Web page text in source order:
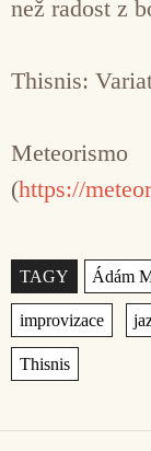
než radost z
Thisnis:
Meteorismo
(https://
Štítky